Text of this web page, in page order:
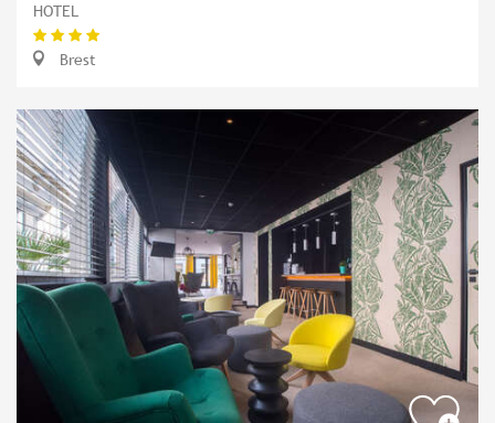
HOTEL
Brest